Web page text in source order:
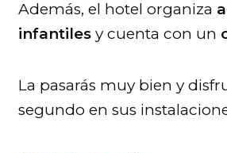
Además, el hotel organiza
infantiles y cuenta con un
La pasarás muy bien y
segundo en sus